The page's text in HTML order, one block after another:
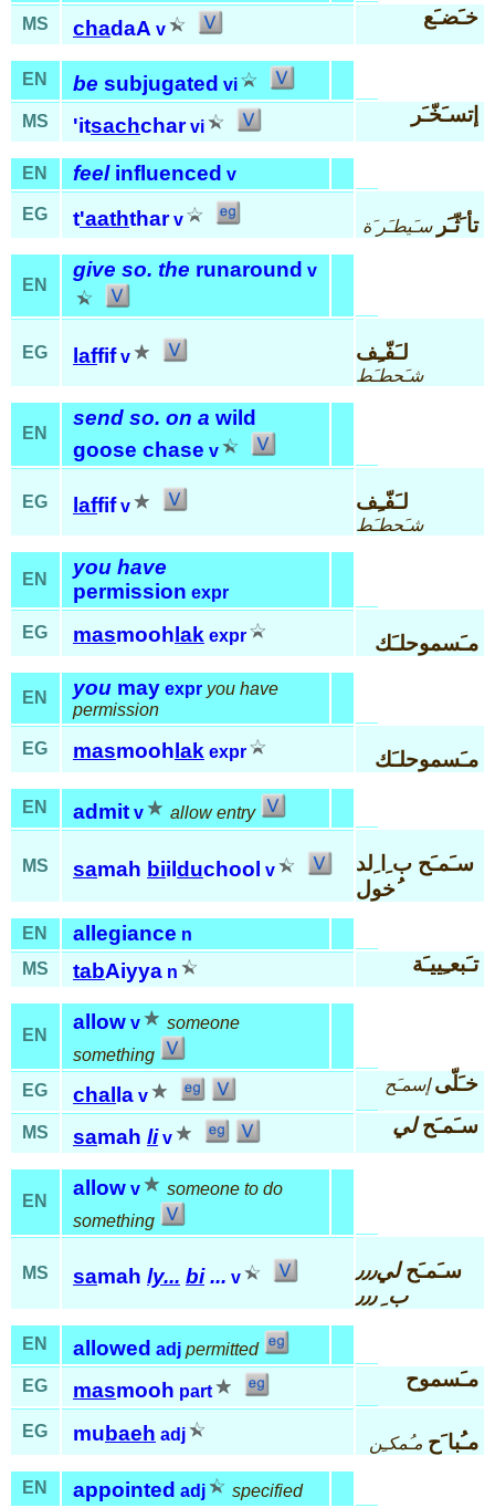
MS
chadaA v
خـَضـَع
EN be subjugated vi
MS
'itsachchar vi
إتسـَخّـَر
EN feelinfluenced v
EG t'aaththar v تأ َثّـَر سـَيطـَر َة
EN
give so. the runaround v
EG laffif v لـَفّـِف
شـَحطـَط
EN
send so. on a wild
goose chase v
EG laffif v لـَفّـِف
شـَحطـَط
EN
you have
permission expr
EG masmooh lak expr مـَسموحلـَك
EN you may expr you have
permission
EG masmooh lak expr مـَسموحلـَك
EN admit v allow entry
MS samah biil duchool v
سـَمـَح ب ِا ِلد
ُخول
EN allegiance n
MS
tabAiyya n تـَبعـِييـَة
EN
allow v
someone
something
EG
chal la v
خـَلّى إسمـَح
MS samah li v
سـَمـَحلي
EN
allow v
someone to do
something
MS samah ly... bi... v سـَمـَح
لي٫٫٫
ب ِ ٫٫٫
EN allowed adj permitted
EG
masmooh part
مـَسموح
EG mubaeh adj مـُبا َح مـُمكـِن
EN appointed adj
specified